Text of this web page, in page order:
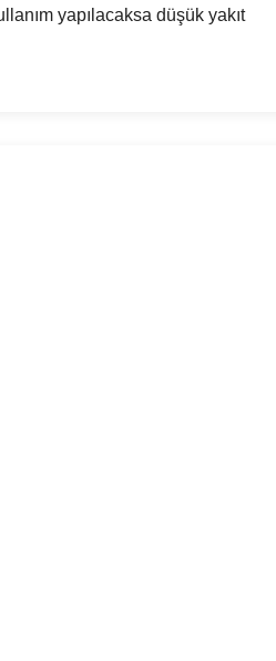
yapılacaksa düşük yakıt